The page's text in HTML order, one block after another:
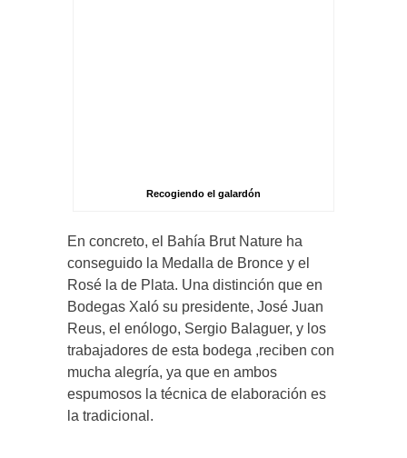
Recogiendo el galardón
En concreto, el Bahía Brut Nature ha
conseguido la Medalla de Bronce y el
Rosé la de Plata. Una distinción que en
Bodegas Xaló su presidente, José Juan
Reus, el enólogo, Sergio Balaguer, y los
trabajadores de esta bodega ,reciben con
mucha alegría, ya que en ambos
espumosos la técnica de elaboración es
la tradicional.